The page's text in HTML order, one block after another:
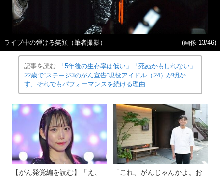
ライブ中の弾ける笑顔（筆者撮影） (画像 13/46)
記事を読む
「5年後の生存率は低い」「死ぬかもしれない」
22歳で“ステージ3のがん宣告”現役アイドル（24）が明か
す、それでもパフォーマンスを続ける理由
【がん発覚編を読む】「え、
「これ、がんじゃんかよ。お